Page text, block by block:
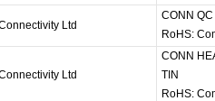
Ltd
CONN
RoHS:
Ltd
CONN
TIN
RoHS: